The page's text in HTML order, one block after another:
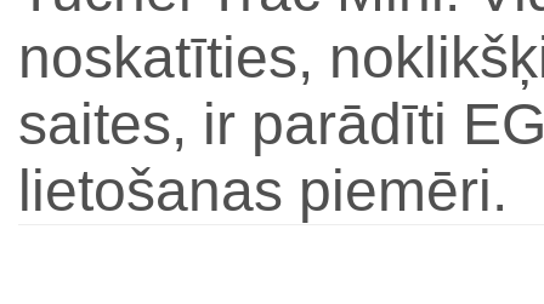
noskatīties,
saites, ir parādīti
lietošanas piemēri.